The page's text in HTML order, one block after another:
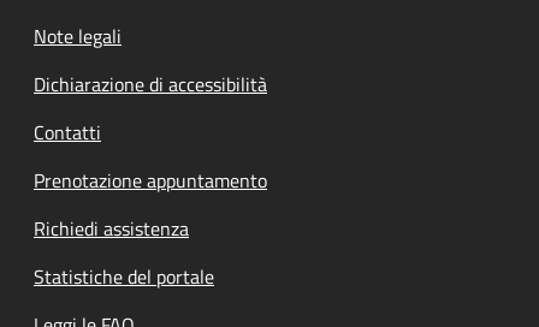
Note legali
Dichiarazione di accessibilità
Contatti
Prenotazione appuntamento
Richiedi assistenza
Statistiche del portale